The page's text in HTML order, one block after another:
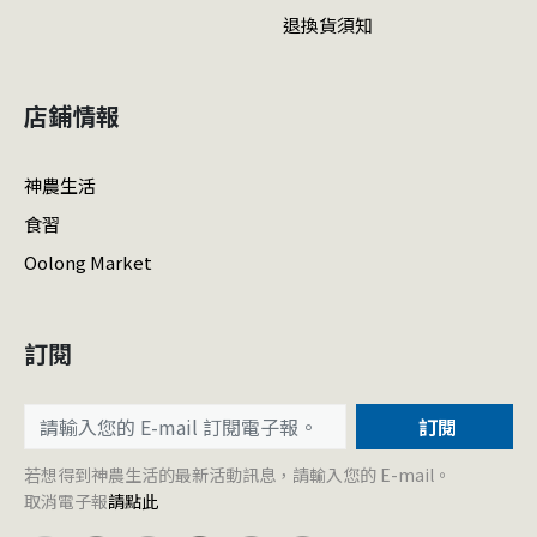
退換貨須知
店鋪情報
神農生活
食習
Oolong Market
訂閱
訂閱
若想得到神農生活的最新活動訊息，請輸入您的 E-mail。
取消電子報請點此